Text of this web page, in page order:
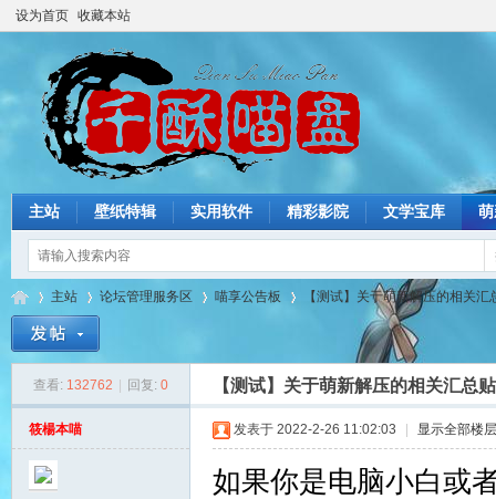
设为首页 收藏本站
主站 壁纸特辑 实用软件 精彩影院 文学宝库
»
主站
›
论坛管理服务区 喵享公告板
›
【测试】关于萌新解压的相关汇
查看: 132762 回复: 0 【测试】关于萌新解压的相关汇总
筱楊本喵 发表于 2022-2-26 11:02:03 显示全部楼层
如果你是电脑小白或